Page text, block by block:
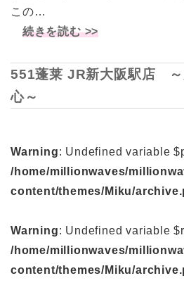
この…
続きを読む >>
551蓬莱 JR新大阪駅店
心～
Warning: Undefined variable
/home/millionwaves/
content/themes/Miku/
Warning: Undefined variable
/home/millionwaves/
content/themes/Miku/